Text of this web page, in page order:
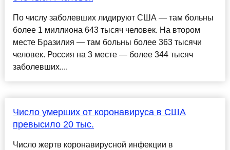
По числу заболевших лидируют США — там больны
более 1 миллиона 643 тысяч человек. На втором
месте Бразилия — там больны более 363 тысячи
человек. Россия на 3 месте — более 344 тысяч
заболевших....
Число умерших от коронавируса в США
превысило 20 тыс.
Число жертв коронавирусной инфекции в